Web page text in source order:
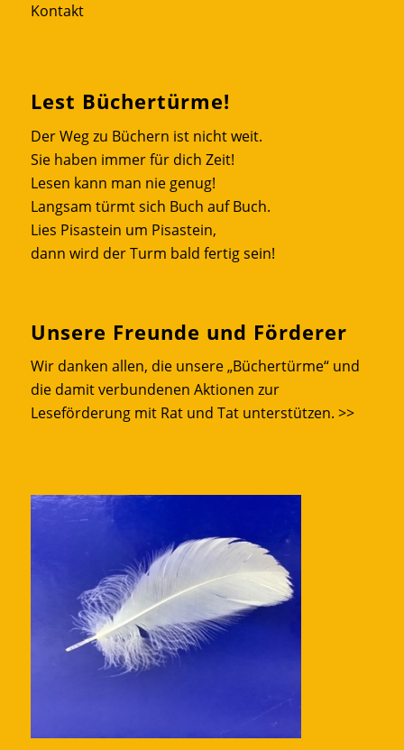
Kontakt
Lest Büchertürme!
Der Weg zu Büchern ist nicht weit.
Sie haben immer für dich Zeit!
Lesen kann man nie genug!
Langsam türmt sich Buch auf Buch.
Lies Pisastein um Pisastein,
dann wird der Turm bald fertig sein!
Unsere Freunde und Förderer
Wir danken allen, die unsere „Büchertürme“ und
die damit verbundenen Aktionen zur
Leseförderung mit Rat und Tat unterstützen. >>